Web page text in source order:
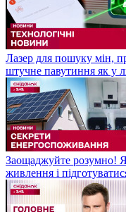
Лазер для пошуку мін,
штучне павутиння як у
Заощаджуйте розумно!
живлення і